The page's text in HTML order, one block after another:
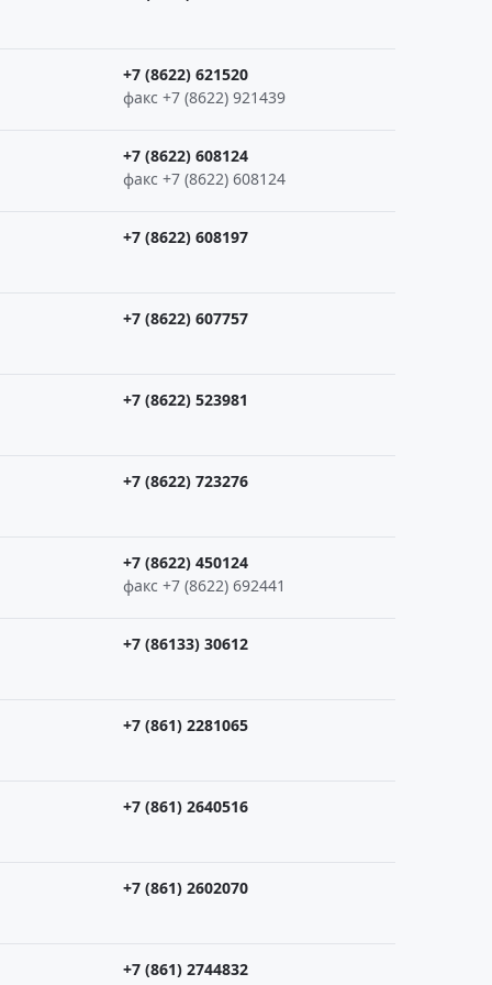
+7 (8622) 621520
факс +7 (8622) 921439
+7 (8622) 608124
факс +7 (8622) 608124
+7 (8622) 608197
+7 (8622) 607757
+7 (8622) 523981
+7 (8622) 723276
+7 (8622) 450124
факс +7 (8622) 692441
+7 (86133) 30612
+7 (861) 2281065
+7 (861) 2640516
+7 (861) 2602070
+7 (861) 2744832